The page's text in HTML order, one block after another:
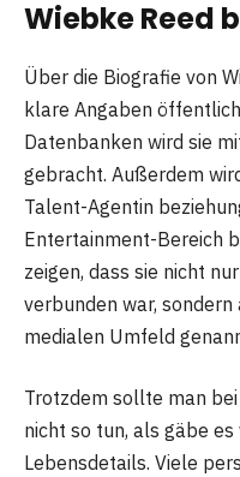
Wiebke Reed
Über die Biografie von
klare Angaben
Datenbanken wird sie
gebracht. Außerdem
Talent-Agentin
Entertainment-Bereich
zeigen, dass sie nicht
verbunden war,
medialen Umfeld
Trotzdem sollte man
nicht so tun, als gäbe
Lebensdetails. Viele